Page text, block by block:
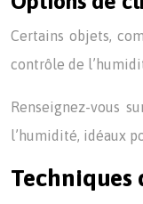
Certains objets,
contrôle de
Renseignez-vous
l’humidité, idéaux
Techniques